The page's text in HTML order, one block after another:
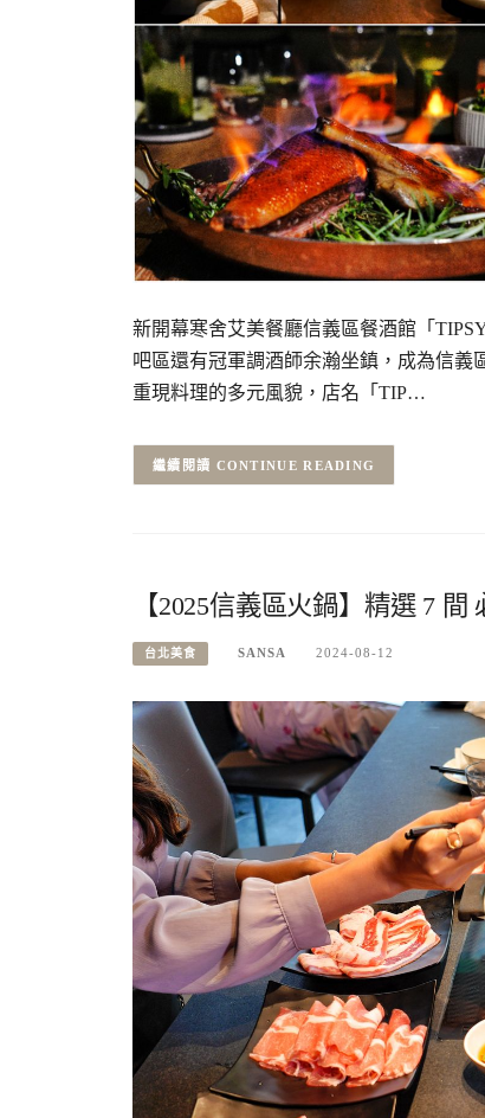
新開幕寒舍艾美餐廳信義區餐酒館「
吧區還有冠軍調酒師余瀚坐鎮，成為信
重現料理的多元風貌，店名「TIP…
CONTINUE READING
【2025信義區火鍋】精選 7
台北美食 SANSA 2024-08-12